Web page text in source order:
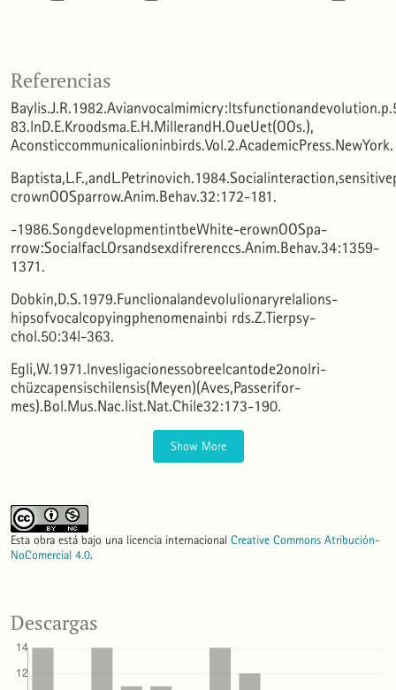
Referencias
83.lnD.E.Kroodsma.E.H.MillerandH.OueUet(OOs.),
Aconsticcommunicalioninbirds.Vol.2.AcademicPress.NewYork.
crownOOSparrow.Anim.Behav.32:172-181.
-1986.SongdevelopmentintbeWhite-erownOOSpa-
rrow:SocialfacLOrsandsexdifrerenccs.Anim.Behav.34:1359-
1371.
Dobkin,D.S.1979.Funclionalandevolulionaryrelalions-
hipsofvocalcopyingphenomenainbi rds.Z.Tierpsy-
chol.50:34l-363.
Egli,W.1971.lnvesligacionessobreelcantode2onolri-
chüzcapensischilensis(Meyen)(Aves,Passerifor-
mes).Bol.Mus.Nac.list.Nat.Chile32:173-190.
Show More
Esta obra está bajo una licencia internacional Creative Commons Atribución-
NoComercial 4.0.
Descargas